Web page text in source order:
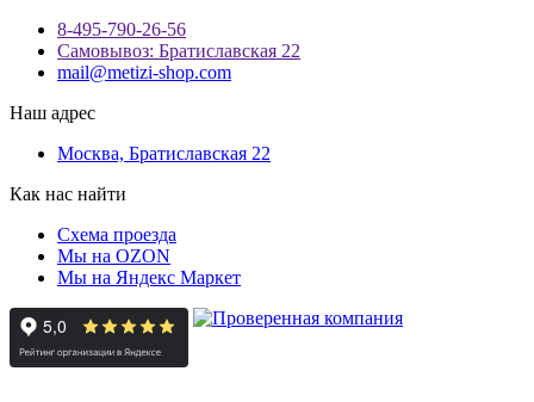
8-495-790-26-56
Самовывоз: Братиславская 22
mail@metizi-shop.com
Наш адрес
Москва, Братиславская 22
Как нас найти
Схема проезда
Мы на OZON
Мы на Яндекс Маркет